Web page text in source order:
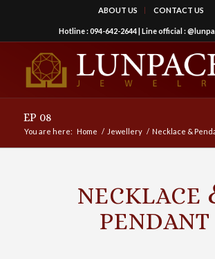
ABOUT US CONTACT US
Hotline :094-642-2644| Line official :
EP 08
You are here: Home / Jewellery / Necklace &
NECKLACE
PENDANT